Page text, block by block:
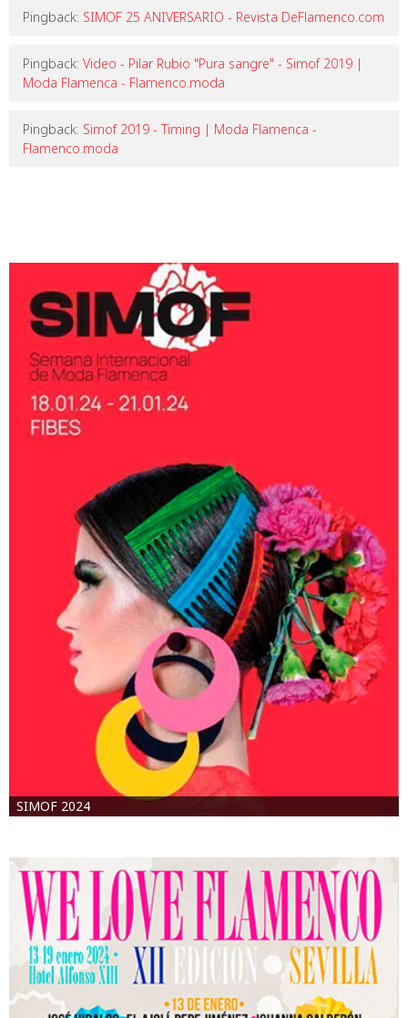
Pingback: SIMOF 25 ANIVERSARIO - Revista DeFlamenco.com
Pingback: Video - Pilar Rubio "Pura sangre" - Simof 2019 |
Moda Flamenca - Flamenco.moda
Pingback: Simof 2019 - Timing | Moda Flamenca -
Flamenco.moda
SIMOF 2024